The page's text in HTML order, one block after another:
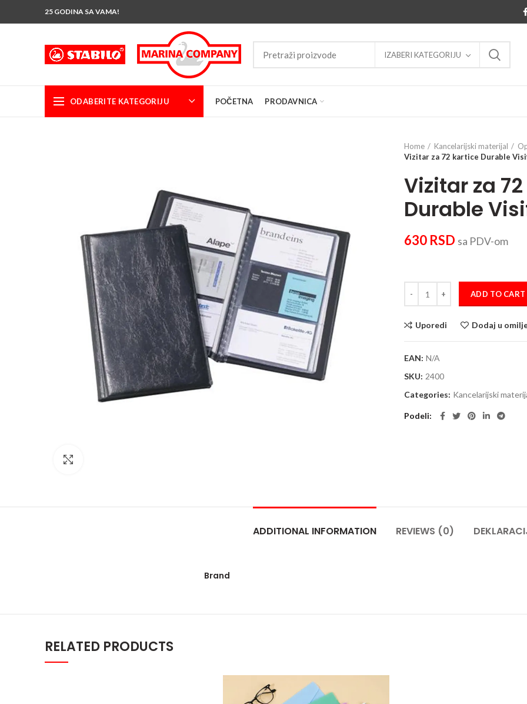
25 GODINA SA VAMA!
IZABERI KATEGORIJU
ODABERITE KATEGORIJU POČETNA PRODAVNICA
Home Kancelarijski materijal
Vizitar za 72 kartice Durable
Vizitar za
Durable
630 RSD sa PDV-om
ADD TO CART
Uporedi Dodaj u
EAN: N/A
SKU: 2400
Categories: Kancelarijski
Podeli
ADDITIONAL INFORMATION REVIEWS (0)
Brand
RELATED PRODUCTS